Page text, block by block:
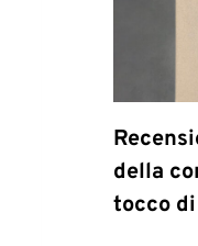
della
tocco